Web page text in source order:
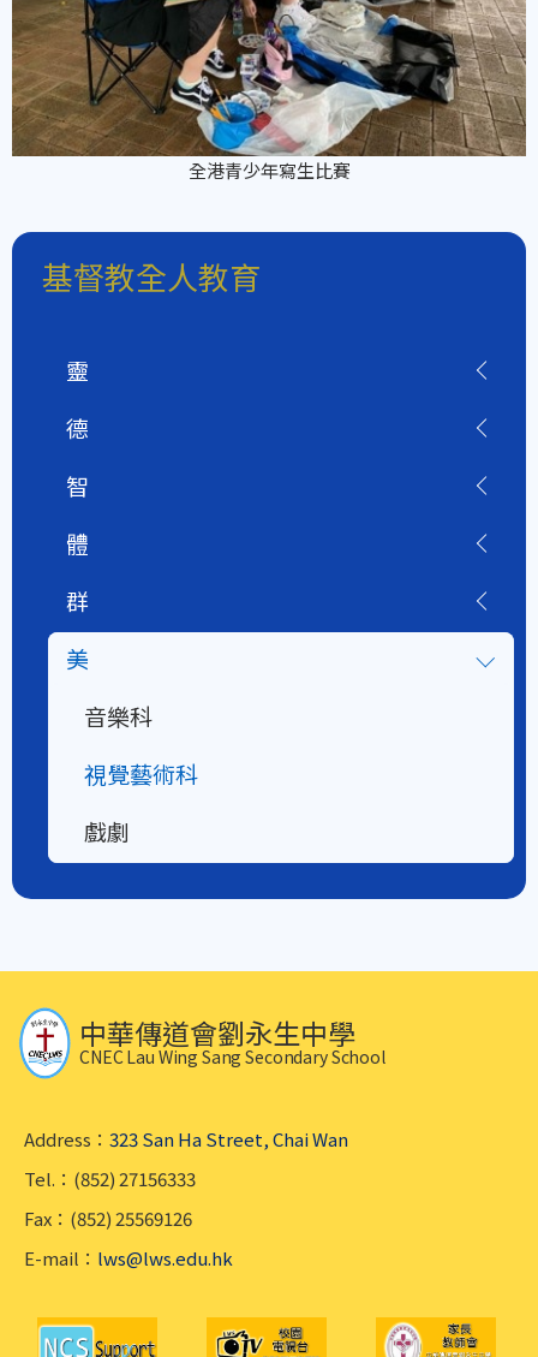
全港青少年寫生比賽
基督教全人教育
靈
德
智
體
群
美
音樂科
視覺藝術科
戲劇
中華傳道會劉永生中學
CNEC Lau Wing Sang Secondary School
Address： 323 San Ha Street, Chai Wan
Tel.：(852) 27156333
Fax：(852) 25569126
E-mail： lws@lws.edu.hk